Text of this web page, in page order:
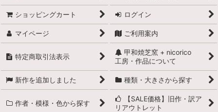
ショッピングカート ログイン
マイページ ご利用案内
特定商取引法表示
甲和焼芝窯 + nicorico
工房・作品について
新作を追加しました 種類・大きさから探す
作者・模様・色から探す
【SALE価格】旧作・訳ア
リアウトレット